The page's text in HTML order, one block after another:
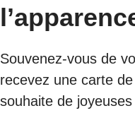
Souvenez-vous de
recevez une carte
souhaite de